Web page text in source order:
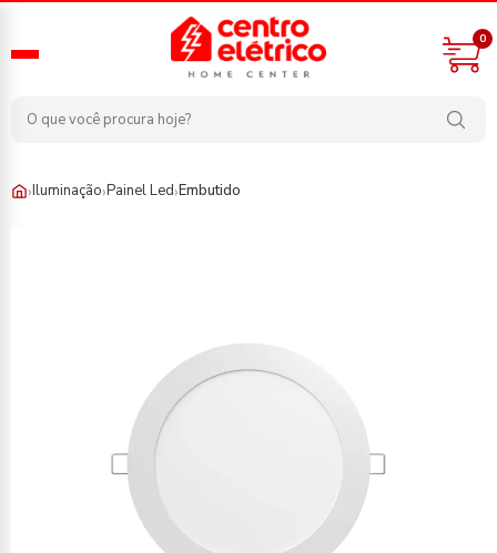
0
›Iluminação›Painel Led›Embutido